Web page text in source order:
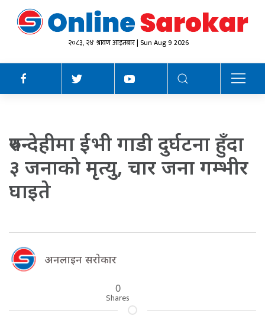
२०८३, २४ श्रावण आइतबार | Sun Aug 9 2026
रुपन्देहीमा ईभी गाडी दुर्घटना हुँदा
३ जनाको मृत्यु, चार जना गम्भीर
घाइते
अनलाइन सराेकार
0
Shares